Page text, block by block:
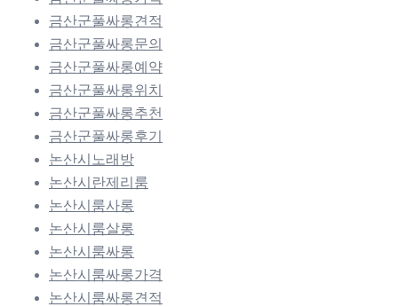
금산군풀싸롱견적
금산군풀싸롱문의
금산군풀싸롱예약
금산군풀싸롱위치
금산군풀싸롱추천
금산군풀싸롱후기
논산시노래방
논산시란제리룸
논산시룸사롱
논산시룸살롱
논산시룸싸롱
논산시룸싸롱가격
논산시룸싸롱견적